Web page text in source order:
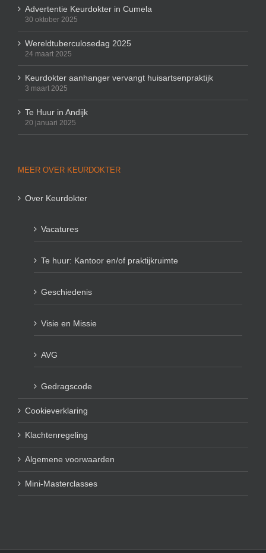
Advertentie Keurdokter in Cumela
30 oktober 2025
Wereldtuberculosedag 2025
24 maart 2025
Keurdokter aanhanger vervangt huisartsenpraktijk
3 maart 2025
Te Huur in Andijk
20 januari 2025
MEER OVER KEURDOKTER
Over Keurdokter
Vacatures
Te huur: Kantoor en/of praktijkruimte
Geschiedenis
Visie en Missie
AVG
Gedragscode
Cookieverklaring
Klachtenregeling
Algemene voorwaarden
Mini-Masterclasses